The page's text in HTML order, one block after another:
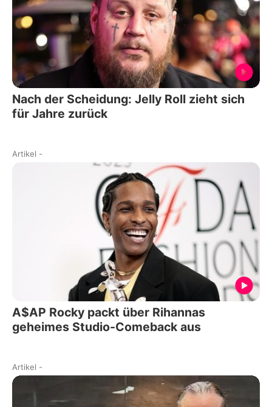
Nach der Scheidung: Jelly Roll zieht sich
für Jahre zurück
Artikel -
A$AP Rocky packt über Rihannas
geheimes Studio-Comeback aus
Artikel -